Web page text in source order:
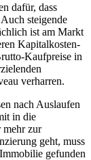
dafür, dass
steigende
ist am Markt
Kapitalkosten-
Kaufpreise in
verharren.
nach Auslaufen
in die
mehr zur
geht, muss
gefunden